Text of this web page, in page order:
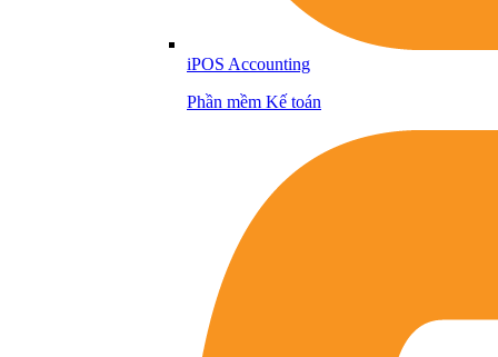
iPOS Accounting
Phần mềm Kế toán